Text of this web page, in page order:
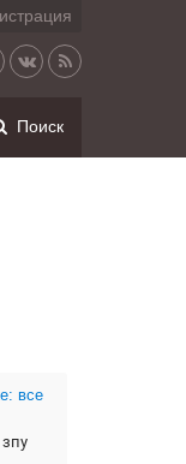
Поиск
все